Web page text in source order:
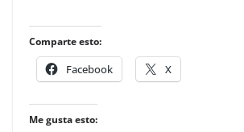
Comparte esto:
Facebook X
Me gusta esto: